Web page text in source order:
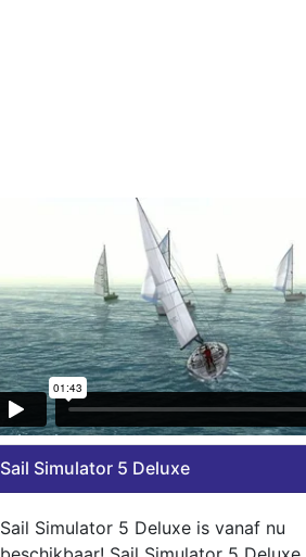
Sail Simulator 5 Deluxe
Sail Simulator 5 Deluxe is vanaf nu